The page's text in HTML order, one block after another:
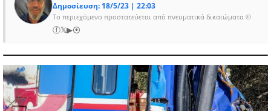
Δημοσίευση: 18/5/23 | 22:03
Το περιεχόμενο προστατεύεται από πνευματικά δικαιώματα ©
ⓕ𝕏▶⦿